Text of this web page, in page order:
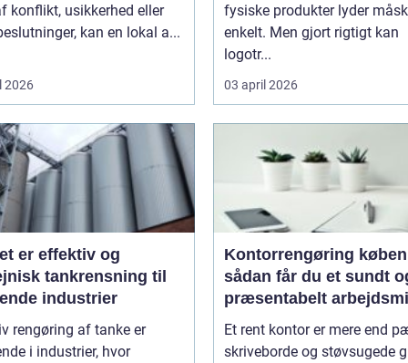
konflikt, usikkerhed eller
kan en lokal a...
2026
fysiske produkter lyder
enkelt. Men gjort rigtigt kan
logotr...
03 april 2026
er effektiv og
tankrensning til
industrier
rengøring af tanke er
i industrier, hvor
Kontorrengøring
sådan får du et sundt
præsentabelt
Et rent kontor er mere end
skriveborde og støvsugede